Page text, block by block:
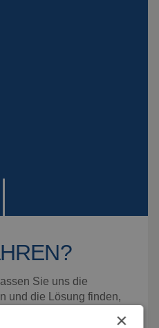
Sie uns die
und die Lösung finden,
×